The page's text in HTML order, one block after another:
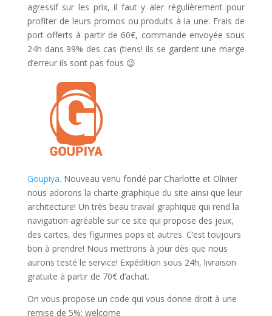
agressif sur les prix, il faut y aler régulièrement pour
profiter de leurs promos ou produits à la une. Frais de
port offerts à partir de 60€, commande envoyée sous
24h dans 99% des cas (tiens! ils se gardent une marge
d’erreur ils sont pas fous 😉
Goupiya. Nouveau venu fondé par Charlotte et Olivier
nous adorons la charte graphique du site ainsi que leur
architecture! Un très beau travail graphique qui rend la
navigation agréable sur ce site qui propose des jeux,
des cartes, des figurines pops et autres. C’est toujours
bon à prendre! Nous mettrons à jour dès que nous
aurons testé le service! Expédition sous 24h, livraison
gratuite à partir de 70€ d’achat.
On vous propose un code qui vous donne droit à une
remise de 5%: welcome